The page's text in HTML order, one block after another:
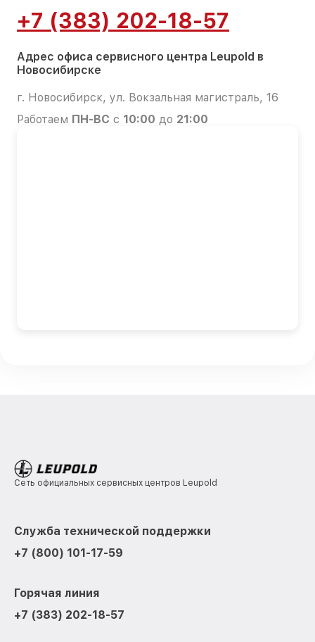
+7 (383) 202-18-57
Адрес офиса сервисного центра Leupold в
Новосибирске
г. Новосибирск, ул. Вокзальная магистраль, 16
Работаем ПН-ВС с 10:00 до 21:00
Сеть официальных сервисных центров Leupold
Служба технической поддержки
+7 (800) 101-17-59
Горячая линия
+7 (383) 202-18-57